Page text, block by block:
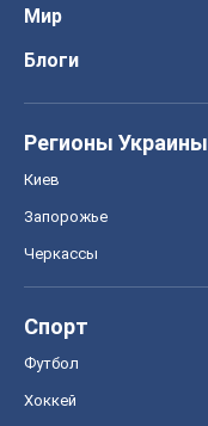
Мир
Блоги
Регионы Украины
Киев
Запорожье
Черкассы
Спорт
Футбол
Хоккей